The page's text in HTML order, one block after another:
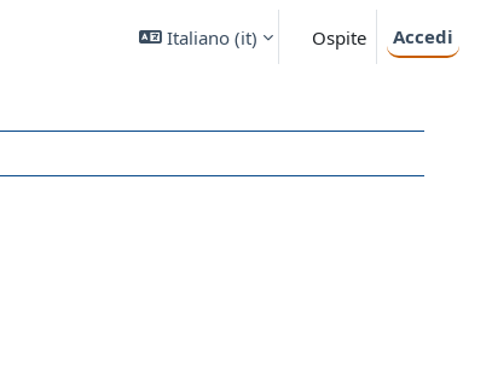
Italiano ‎(it)‎ Ospite Accedi